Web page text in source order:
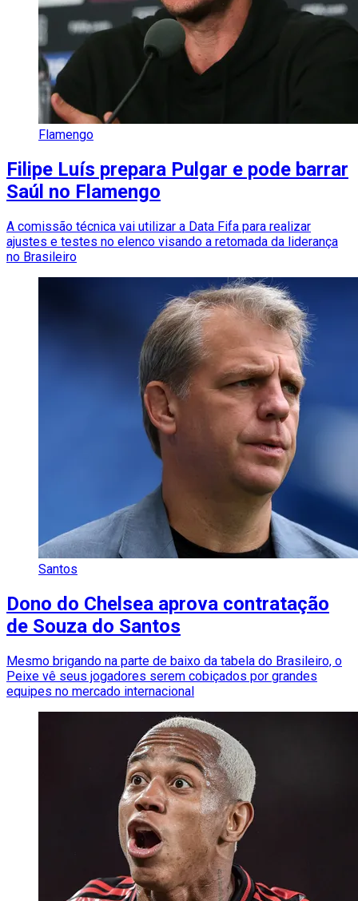
Flamengo
Filipe Luís prepara Pulgar e pode barrar
Saúl no Flamengo
A comissão técnica vai utilizar a Data Fifa para realizar
ajustes e testes no elenco visando a retomada da liderança
no Brasileiro
Santos
Dono do Chelsea aprova contratação
de Souza do Santos
Mesmo brigando na parte de baixo da tabela do Brasileiro, o
Peixe vê seus jogadores serem cobiçados por grandes
equipes no mercado internacional